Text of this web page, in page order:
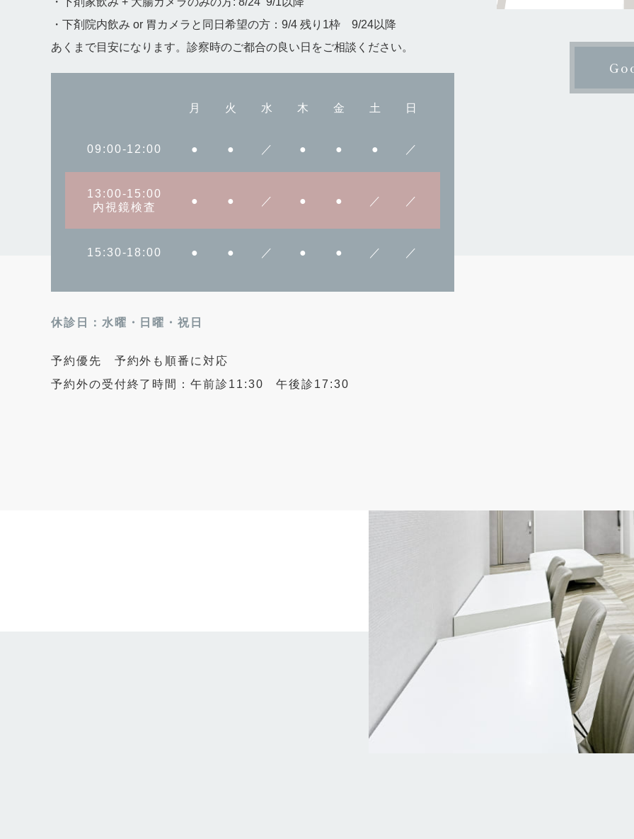
・下剤院内飲み or 胃カメラと同日希望の方：9/4 残り1枠 9/24以降
あくまで目安になります。診察時のご都合の良い日をご相談ください。
月 火 水 木 金 土 日
09:00-12:00 ● ● ／ ● ● ● ／
13:00-15:00
内視鏡検査
● ● ／ ● ● ／ ／
15:30-18:00 ● ● ／ ● ● ／ ／
休診日：水曜・日曜・祝日
予約優先 予約外も順番に対応
予約外の受付終了時間：午前診11:30 午後診17:30